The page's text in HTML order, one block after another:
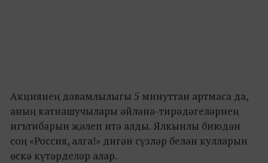
Акциянең дәвамлылыгы 5 минуттан артмаса да,
аның катнашучылары әйләнә-тирәдәгеләрнең
игътибарын җәлеп итә алды. Ялкынлы биюдән
соң «Россия, алга!» дигән сүзләр белән кулларын
өскә күтәрделәр алар.